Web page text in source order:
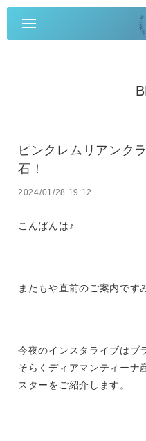
ピンクレムリアンク
石！
2024/01/28 19:12
こんばんは♪
またもや直前のご案内です
今夜のインスタライブはブ
そらくディアマンティーナ
スターをご紹介します。